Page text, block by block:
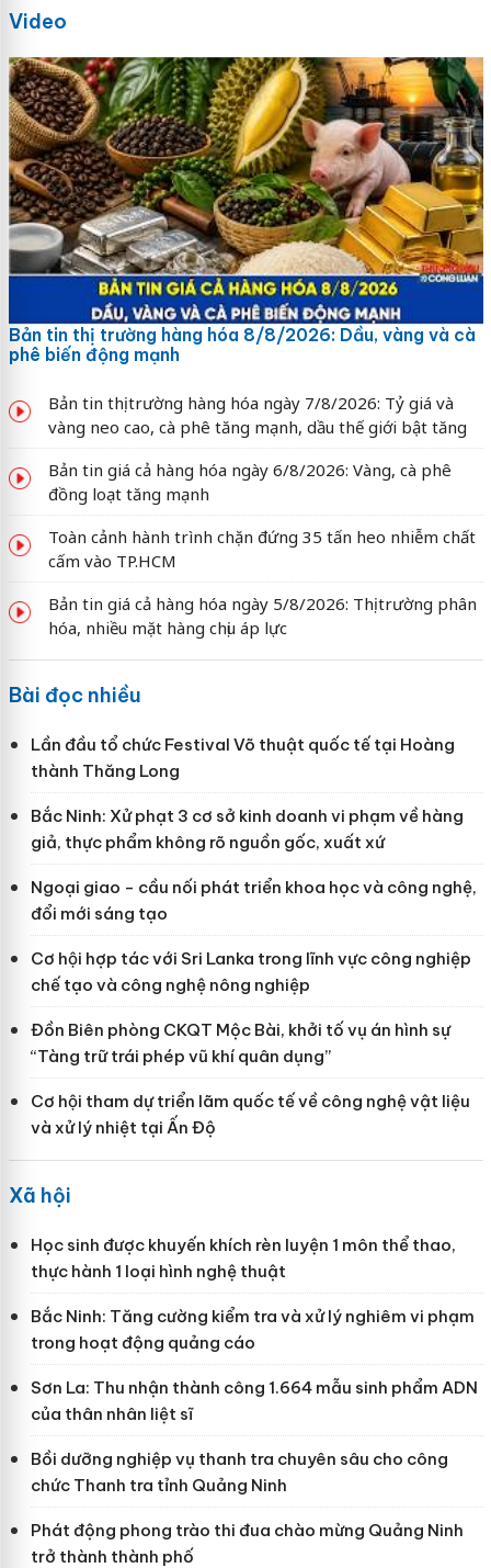
Video
Bản tin thị trường hàng hóa 8/8/2026: Dầu, vàng và cà
phê biến động mạnh
Bản tin thị trường hàng hóa ngày 7/8/2026: Tỷ giá và
vàng neo cao, cà phê tăng mạnh, dầu thế giới bật tăng
Bản tin giá cả hàng hóa ngày 6/8/2026: Vàng, cà phê
đồng loạt tăng mạnh
Toàn cảnh hành trình chặn đứng 35 tấn heo nhiễm chất
cấm vào TP.HCM
Bản tin giá cả hàng hóa ngày 5/8/2026: Thị trường phân
hóa, nhiều mặt hàng chịu áp lực
Bài đọc nhiều
Lần đầu tổ chức Festival Võ thuật quốc tế tại Hoàng
thành Thăng Long
Bắc Ninh: Xử phạt 3 cơ sở kinh doanh vi phạm về hàng
giả, thực phẩm không rõ nguồn gốc, xuất xứ
Ngoại giao - cầu nối phát triển khoa học và công nghệ,
đổi mới sáng tạo
Cơ hội hợp tác với Sri Lanka trong lĩnh vực công nghiệp
chế tạo và công nghệ nông nghiệp
Đồn Biên phòng CKQT Mộc Bài, khởi tố vụ án hình sự
“Tàng trữ trái phép vũ khí quân dụng”
Cơ hội tham dự triển lãm quốc tế về công nghệ vật liệu
và xử lý nhiệt tại Ấn Độ
Xã hội
Học sinh được khuyến khích rèn luyện 1 môn thể thao,
thực hành 1 loại hình nghệ thuật
Bắc Ninh: Tăng cường kiểm tra và xử lý nghiêm vi phạm
trong hoạt động quảng cáo
Sơn La: Thu nhận thành công 1.664 mẫu sinh phẩm ADN
của thân nhân liệt sĩ
Bồi dưỡng nghiệp vụ thanh tra chuyên sâu cho công
chức Thanh tra tỉnh Quảng Ninh
Phát động phong trào thi đua chào mừng Quảng Ninh
trở thành thành phố